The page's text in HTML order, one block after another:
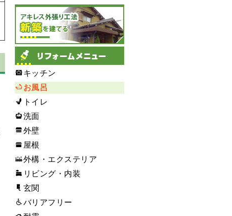
キッチン
お風呂
トイレ
洗面
外壁
屋根
外構・エクステリア
リビング・内装
玄関
バリアフリー